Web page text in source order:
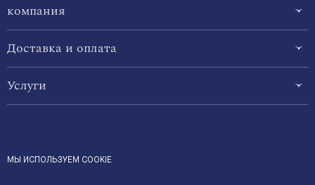
компания
Доставка и оплата
Услуги
МЫ ИСПОЛЬЗУЕМ COOKIE